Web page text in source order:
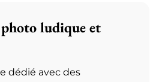
ludique et
dédié avec des